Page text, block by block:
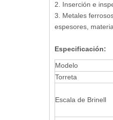
2. Inserción e
3. Metales
espesores,
Especificación:
Modelo
Torreta
Escala de Brinell